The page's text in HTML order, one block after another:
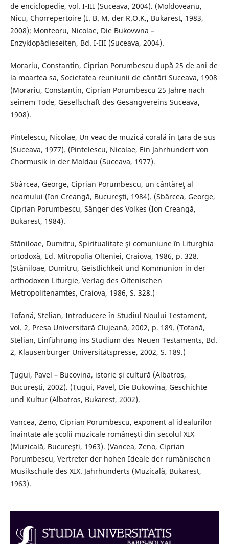
de enciclopedie, vol. I-III (Suceava, 2004). (Moldoveanu,
Nicu, Chorrepertoire (I. B. M. der R.O.K., Bukarest, 1983,
2008); Monteoru, Nicolae, Die Bukovwna –
Enzyklopädieseiten, Bd. I-III (Suceava, 2004).
Morariu, Constantin, Ciprian Porumbescu după 25 de ani de
la moartea sa, Societatea reuniunii de cântări Suceava, 1908
(Morariu, Constantin, Ciprian Porumbescu 25 Jahre nach
seinem Tode, Gesellschaft des Gesangvereins Suceava,
1908).
Pintelescu, Nicolae, Un veac de muzică corală în ţara de sus
(Suceava, 1977). (Pintelescu, Nicolae, Ein Jahrhundert von
Chormusik in der Moldau (Suceava, 1977).
Sbârcea, George, Ciprian Porumbescu, un cântăreţ al
neamului (Ion Creangă, Bucureşti, 1984). (Sbârcea, George,
Ciprian Porumbescu, Sänger des Volkes (Ion Creangă,
Bukarest, 1984).
Stăniloae, Dumitru, Spiritualitate şi comuniune în Liturghia
ortodoxă, Ed. Mitropolia Olteniei, Craiova, 1986, p. 328.
(Stăniloae, Dumitru, Geistlichkeit und Kommunion in der
orthodoxen Liturgie, Verlag des Oltenischen
Metropolitenamtes, Craiova, 1986, S. 328.)
Tofană, Stelian, Introducere în Studiul Noului Testament,
vol. 2, Presa Universitară Clujeană, 2002, p. 189. (Tofană,
Stelian, Einführung ins Studium des Neuen Testaments, Bd.
2, Klausenburger Universitätspresse, 2002, S. 189.)
Ţugui, Pavel – Bucovina, istorie şi cultură (Albatros,
Bucureşti, 2002). (Ţugui, Pavel, Die Bukowina, Geschichte
und Kultur (Albatros, Bukarest, 2002).
Vancea, Zeno, Ciprian Porumbescu, exponent al idealurilor
înaintate ale şcolii muzicale româneşti din secolul XIX
(Muzicală, Bucureşti, 1963). (Vancea, Zeno, Ciprian
Porumbescu, Vertreter der hohen Ideale der rumänischen
Musikschule des XIX. Jahrhunderts (Muzicală, Bukarest,
1963).